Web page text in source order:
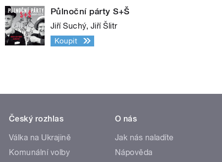
Půlnoční párty S+Š
Jiří Suchý, Jiří Šlitr
Koupit
Český rozhlas
Válka na Ukrajině
Komunální volby
O nás
Jak nás naladíte
Nápověda